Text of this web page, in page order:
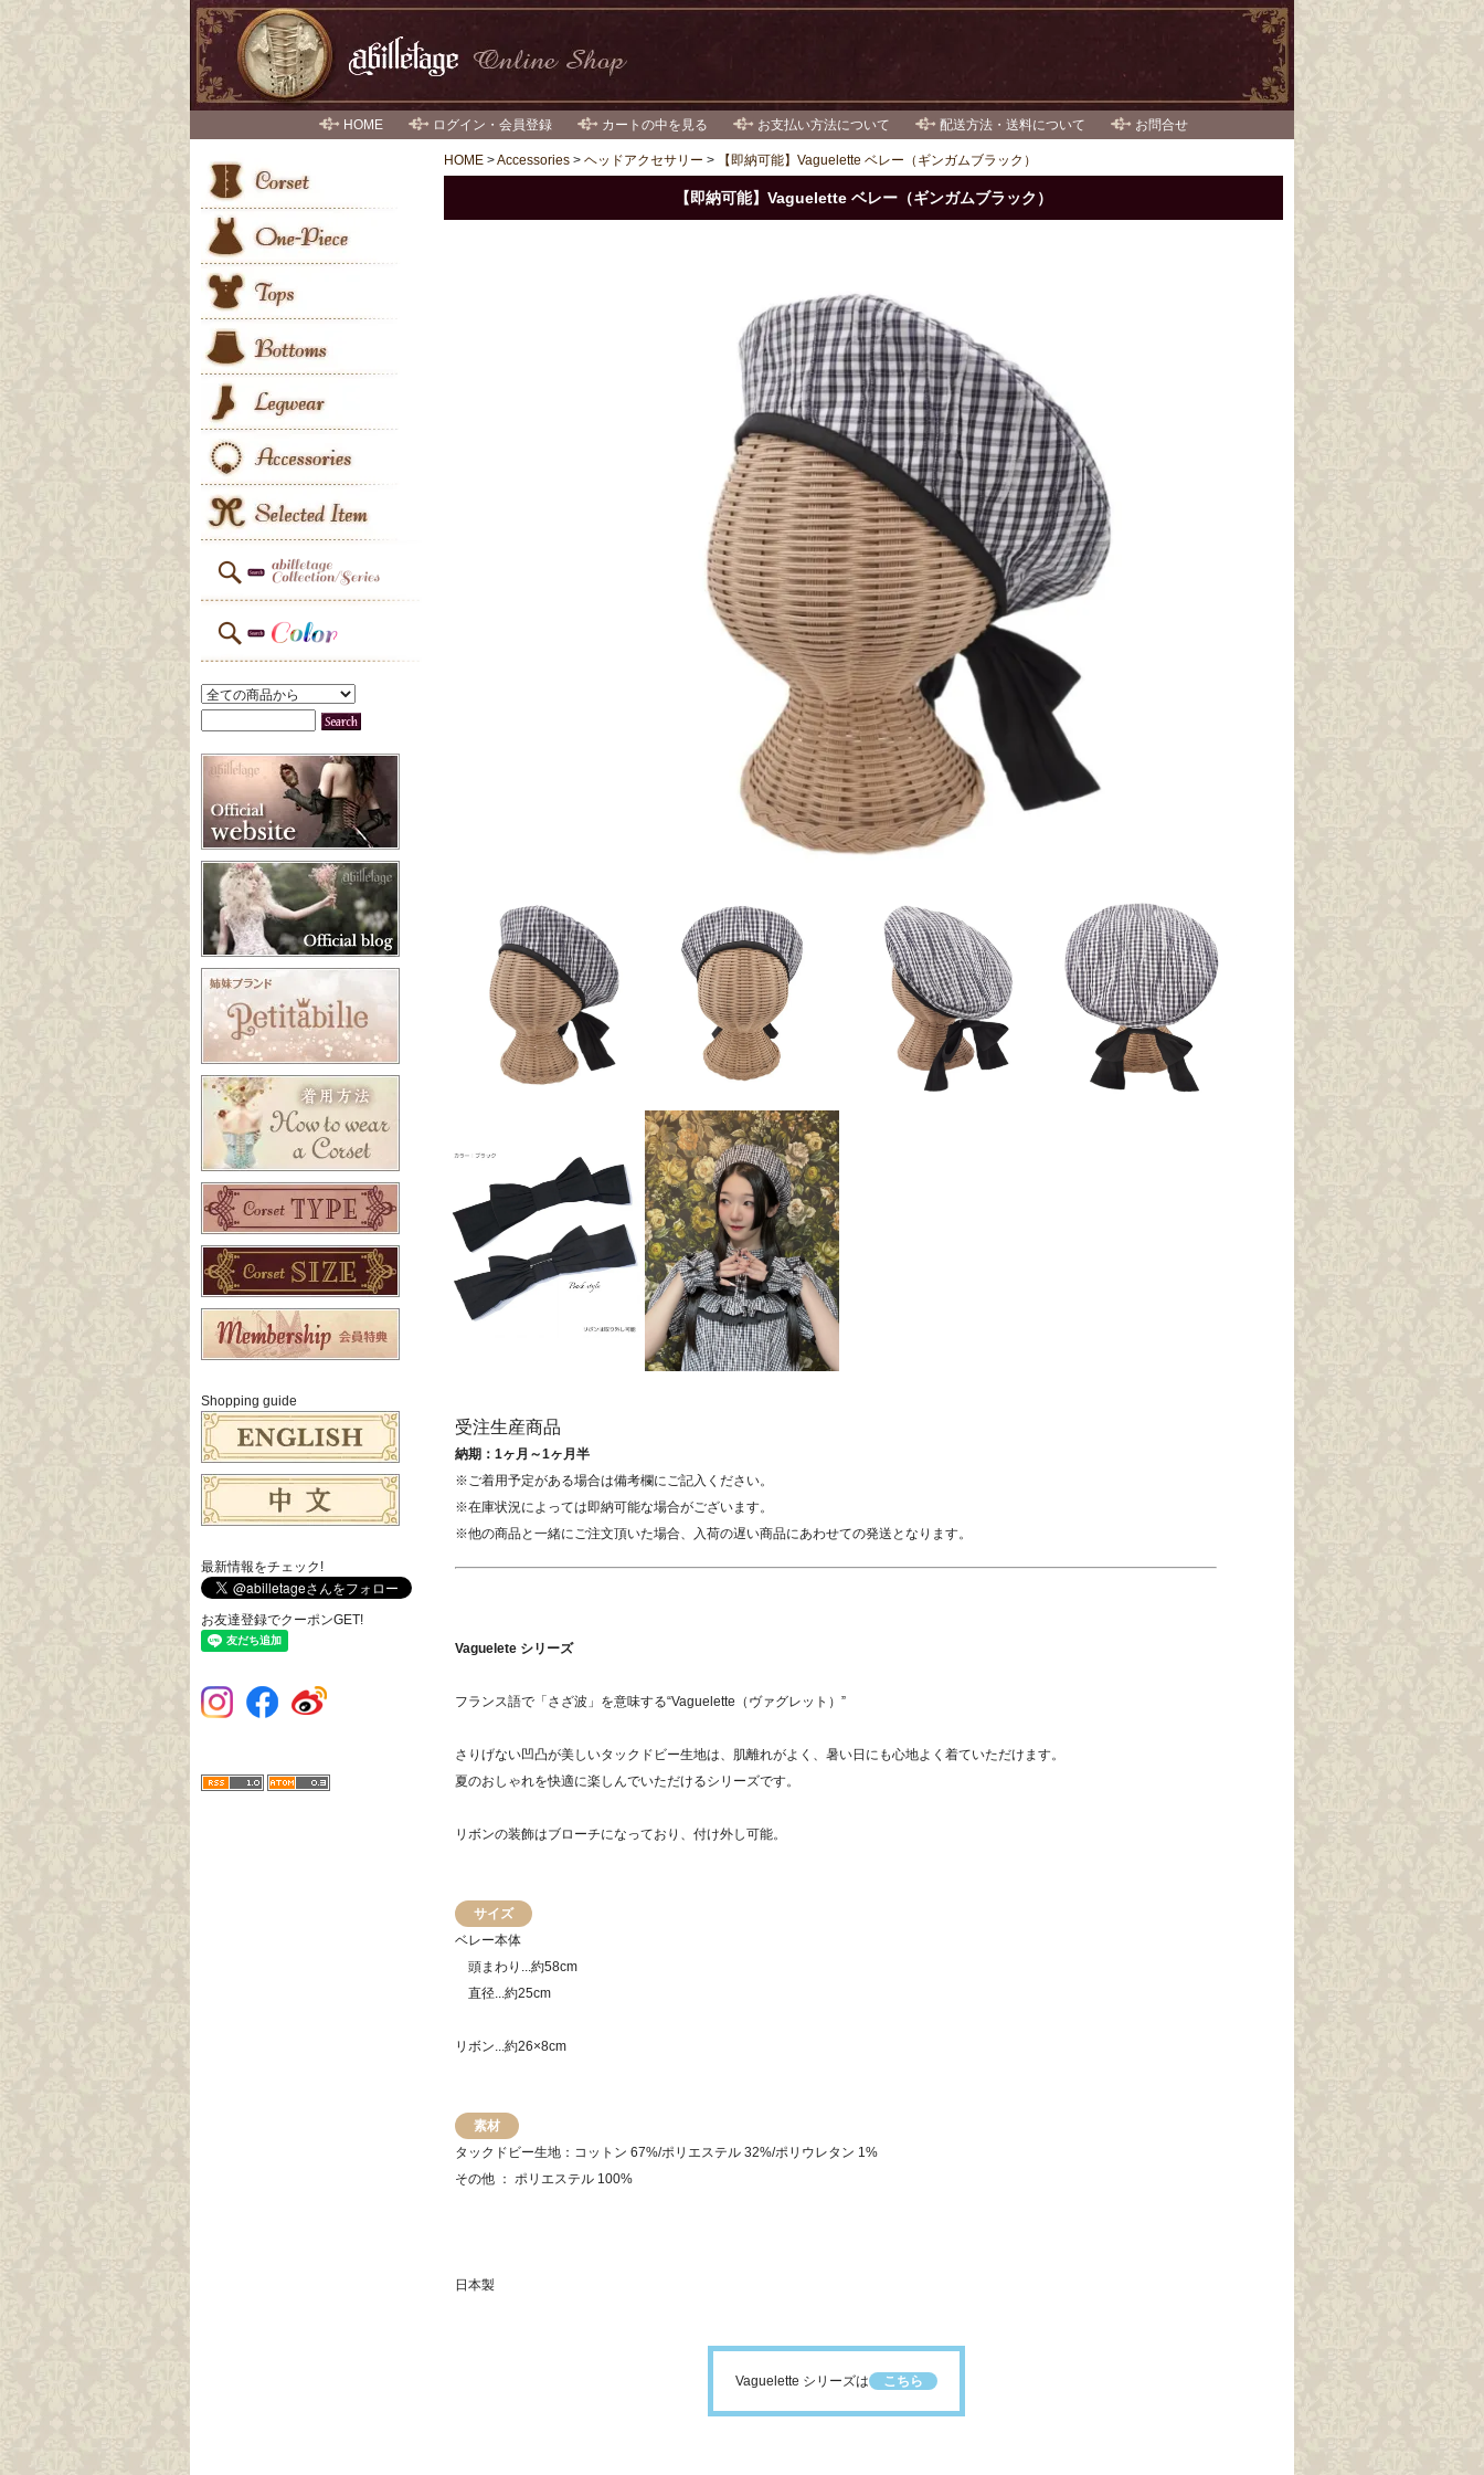
HOME ログイン・会員登録 カートの中を見る お支払い方法について 配送方法・送料について お問合せ
HOME >Accessories > ヘッドアクセサリー > 【即納可能】Vaguelette ベレー（ギンガムブラック）
【即納可能】Vaguelette ベレー（ギンガムブラック）
受注生産商品
納期：1ヶ月～1ヶ月半
※ご着用予定がある場合は備考欄にご記入ください。
※在庫状況によっては即納可能な場合がございます。
※他の商品と一緒にご注文頂いた場合、入荷の遅い商品にあわせての発送となります。
Vaguelete シリーズ
フランス語で「さざ波」を意味する“Vaguelette（ヴァグレット）”
さりげない凹凸が美しいタックドビー生地は、肌離れがよく、暑い日にも心地よく着ていただけます。
夏のおしゃれを快適に楽しんでいただけるシリーズです。
リボンの装飾はブローチになっており、付け外し可能。
サイズ
ベレー本体
頭まわり...約58cm
直径...約25cm
リボン...約26×8cm
素材
タックドビー生地：コットン 67%/ポリエステル 32%/ポリウレタン 1%
その他 ： ポリエステル 100%
日本製
Vaguelette シリーズはこちら
Shopping guide
最新情報をチェック!
お友達登録でクーポンGET!